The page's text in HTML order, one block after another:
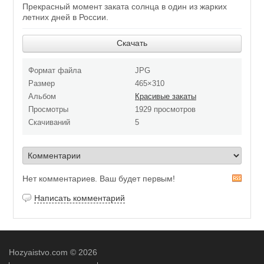
Прекрасный момент заката солнца в один из жарких
летних дней в России.
Скачать
Формат файла
JPG
Размер
465×310
Альбом
Красивые закаты
Просмотры
1929 просмотров
Скачиваний
5
Нет комментариев. Ваш будет первым!
Написать комментарий
Hozyaistvo.com © 2026